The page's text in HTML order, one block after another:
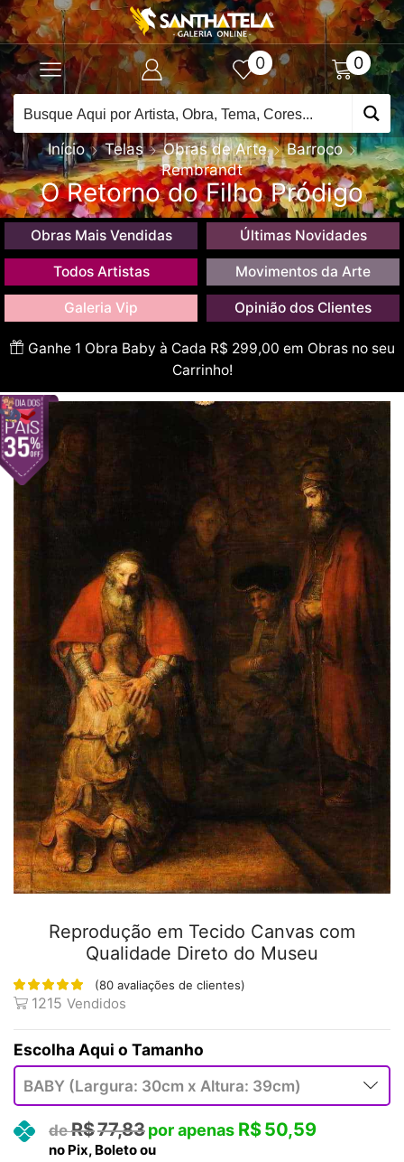
0 0
Início Telas Obras de Arte
Barroco
Rembrandt
O Retorno do Filho Pródigo
Obras Mais Vendidas Últimas Novidades
Todos Artistas Movimentos da Arte
Galeria Vip Opinião dos Clientes
Ganhe 1 Obra Baby à Cada R$ 299,00 em Obras no seu
Carrinho!
Reprodução em Tecido Canvas com
Qualidade Direto do Museu
(80 avaliações de clientes)
1215 Vendidos
Tamanho
R$77,83 R$50,59
no Pix, Boleto ou